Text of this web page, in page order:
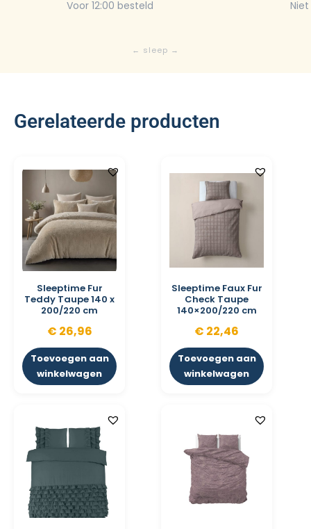
Voor 12:00 besteld
Gerelateerde producten
Sleeptime Fur
Teddy Taupe 140 x
200/220 cm
€ 26,96
Toevoegen aan
winkelwagen
Sleeptime Faux Fur
Check Taupe
140×200/220 cm
€ 22,46
Toevoegen aan
winkelwagen